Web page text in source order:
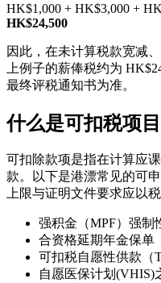
HK$1,000 + HK$3,000 +
HK$24,500
因此，在未计算税款宽减
上例子的薪俸税约为
最终评税通知书为准。
什么是可扣税项
可扣除款项是指在计算应
款。以下是港漂常见的可
上限与证明文件要求应以
强积金（MPF）强制
合资格延期年金保单
可扣税自愿性供款（
自愿医保计划(VHIS)